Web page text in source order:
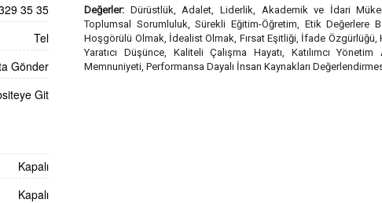
35 35
Tel
Gönder
Git
Kapalı
Kapalı
Değerler: Dürüstlük, Adalet, Liderlik, Akademik ve İdari
Toplumsal Sorumluluk, Sürekli Eğitim-Öğretim, Etik Değerlere
Hoşgörülü Olmak, İdealist Olmak, Fırsat Eşitliği, İfade
Yaratıcı Düşünce, Kaliteli Çalışma Hayatı, Katılımcı
Memnuniyeti, Performansa Dayalı İnsan Kaynakları